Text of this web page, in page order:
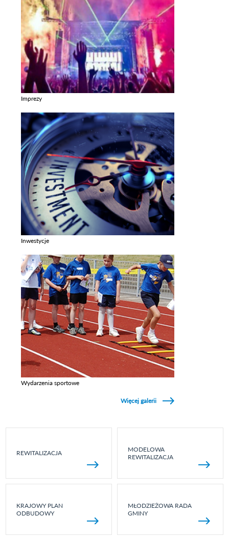
Imprezy
Inwestycje
Wydarzenia sportowe
Więcej galerii
REWITALIZACJA
MODELOWA
REWITALIZACJA
KRAJOWY PLAN
ODBUDOWY
MŁODZIEŻOWA RADA
GMINY